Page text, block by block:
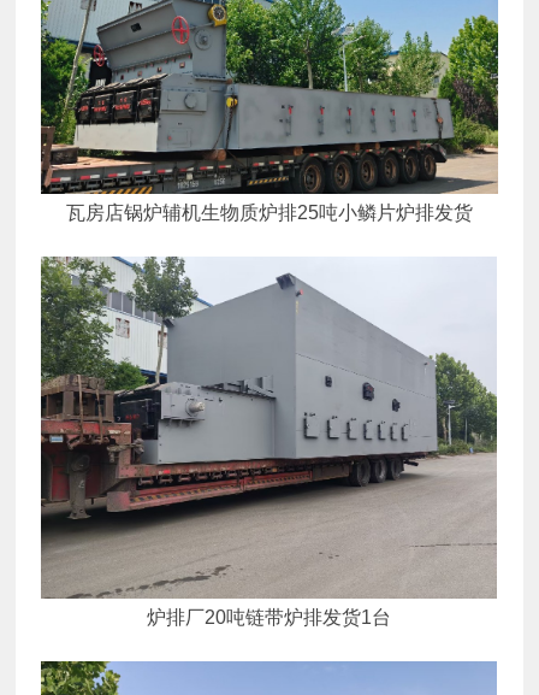
瓦房店锅炉辅机生物质炉排25吨小鳞片炉排发货
炉排厂20吨链带炉排发货1台